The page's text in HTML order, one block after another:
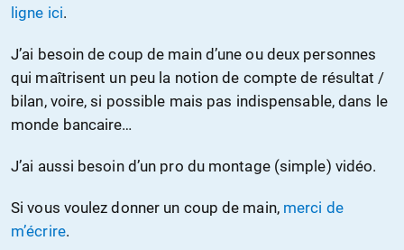
ligne ici.
J’ai besoin de coup de main d’une ou deux personnes
qui maîtrisent un peu la notion de compte de résultat /
bilan, voire, si possible mais pas indispensable, dans le
monde bancaire…
J’ai aussi besoin d’un pro du montage (simple) vidéo.
Si vous voulez donner un coup de main, merci de
m’écrire.